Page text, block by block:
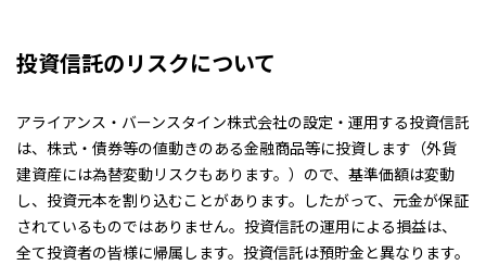
投資信託のリスクについて
アライアンス・バーンスタイン株式会社の設定・運用する投資信託
は、株式・債券等の値動きのある金融商品等に投資します（外貨
建資産には為替変動リスクもあります。）ので、基準価額は変動
し、投資元本を割り込むことがあります。したがって、元金が保証
されているものではありません。投資信託の運用による損益は、
全て投資者の皆様に帰属します。投資信託は預貯金と異なります。